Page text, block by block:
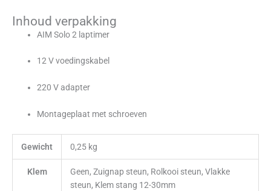
Inhoud verpakking
AIM Solo 2 laptimer
12 V voedingskabel
220 V adapter
Montageplaat met schroeven
Gewicht 0,25 kg
Klem
Geen, Zuignap steun, Rolkooi steun, Vlakke
steun, Klem stang 12-30mm